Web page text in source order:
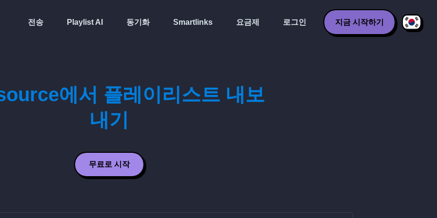
전송 Playlist AI 동기화 Smartlinks 요금제 로그인 지금 시작하기
에서 플레이리스트 내보
내기
무료로 시작